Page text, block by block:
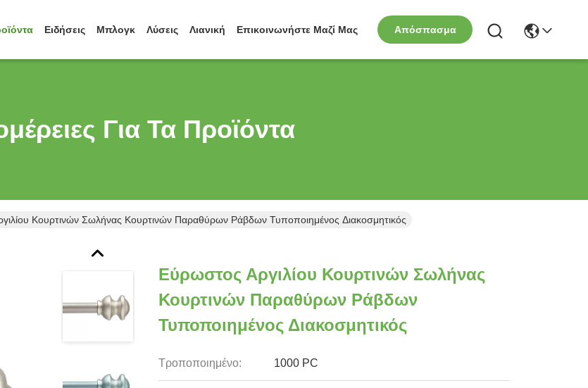
Ειδήσεις Μπλογκ Λύσεις Λιανική Επικοινωνήστε Μαζί Μας Απόσπασμα
Για Τα Προϊόντα
Κουρτινών Σωλήνας Κουρτινών Παραθύρων Ράβδων Τυποποιημένος Διακοσμητικός
Εύρωστος Αργιλίου Κουρτινών Σωλήνας
Κουρτινών Παραθύρων Ράβδων
Τυποποιημένος Διακοσμητικός
Τροποποιημένο: 1000 PC